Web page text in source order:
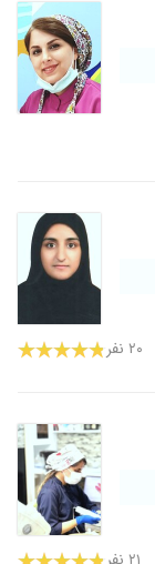
۲۰ نفر